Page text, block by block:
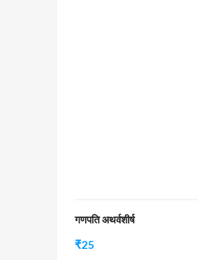
गणपति अथर्वशीर्ष
₹25